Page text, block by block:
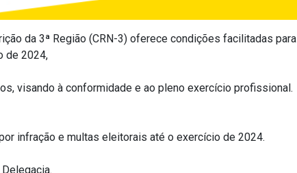
da 3ª Região (CRN-3) oferece condições facilitadas para
de 2024,
visando à conformidade e ao pleno exercício profissional.
infração e multas eleitorais até o exercício de 2024.